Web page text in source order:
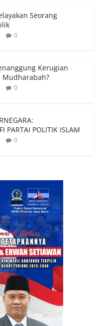
Seorang
0
Kerugian
Mudharabah?
0
PARTAI POLITIK ISLAM
0